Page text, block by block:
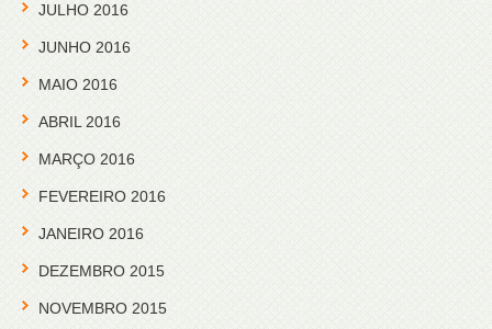
JULHO 2016
JUNHO 2016
MAIO 2016
ABRIL 2016
MARÇO 2016
FEVEREIRO 2016
JANEIRO 2016
DEZEMBRO 2015
NOVEMBRO 2015